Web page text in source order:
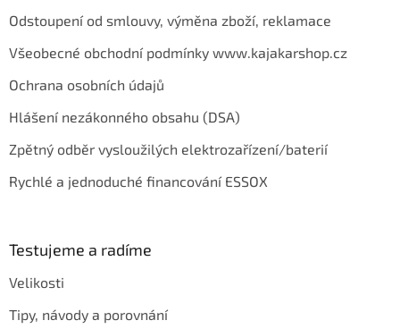
Odstoupení od smlouvy, výměna zboží, reklamace
Všeobecné obchodní podmínky www.kajakarshop.cz
Ochrana osobních údajů
Hlášení nezákonného obsahu (DSA)
Zpětný odběr vysloužilých elektrozařízení/baterií
Rychlé a jednoduché financování ESSOX
Testujeme a radíme
Velikosti
Tipy, návody a porovnání